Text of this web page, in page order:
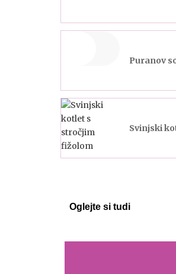
Puranov
Svinjski
Oglejte si tudi